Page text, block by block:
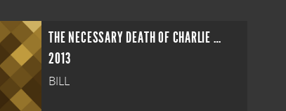
THE NECESSARY DEATH OF CHARLIE COUNTRYMAN
2013
BILL